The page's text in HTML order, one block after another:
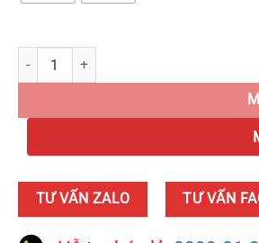
Con Hươu Sừng Tấm Trang Trí Kệ Tủ
TƯ VẤN ZALO TƯ VẤN